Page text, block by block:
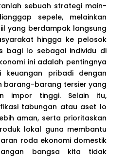
sebuah strategi main-
sepele, melainkan
yang berdampak langsung
hingga ke pelosok
bagi lo sebagai individu di
ini adalah pentingnya
keuangan pribadi dengan
barang-barang tersier yang
impor tinggi. Selain itu,
tabungan atau aset lo
aman, serta prioritaskan
lokal guna membantu
roda ekonomi domestik
bangsa kita tidak